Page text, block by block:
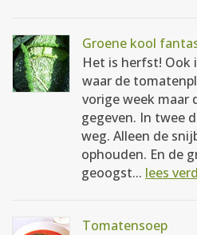
Groene kool
Het is herfst!
waar de
vorige week maar
gegeven. In twee
weg. Alleen de
ophouden. En de
geoogst... lees
Tomatensoep